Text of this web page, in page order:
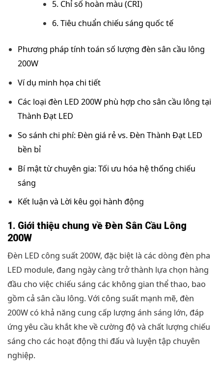
5. Chỉ số hoàn màu (CRI)
6. Tiêu chuẩn chiếu sáng quốc tế
Phương pháp tính toán số lượng đèn sân cầu lông
200W
Ví dụ minh họa chi tiết
Các loại đèn LED 200W phù hợp cho sân cầu lông tại
Thành Đạt LED
So sánh chi phí: Đèn giá rẻ vs. Đèn Thành Đạt LED
bền bỉ
Bí mật từ chuyên gia: Tối ưu hóa hệ thống chiếu
sáng
Kết luận và Lời kêu gọi hành động
1. Giới thiệu chung về Đèn Sân Cầu Lông
200W
Đèn LED công suất 200W, đặc biệt là các dòng đèn pha
LED module, đang ngày càng trở thành lựa chọn hàng
đầu cho việc chiếu sáng các không gian thể thao, bao
gồm cả sân cầu lông. Với công suất mạnh mẽ, đèn
200W có khả năng cung cấp lượng ánh sáng lớn, đáp
ứng yêu cầu khắt khe về cường độ và chất lượng chiếu
sáng cho các hoạt động thi đấu và luyện tập chuyên
nghiệp.